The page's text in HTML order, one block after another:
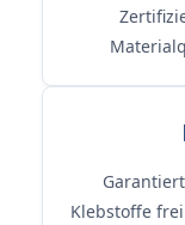
Klebstoffe